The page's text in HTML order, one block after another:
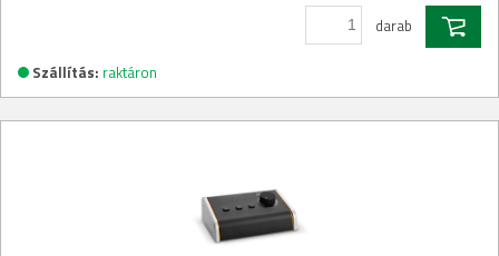
darab
Szállítás: raktáron